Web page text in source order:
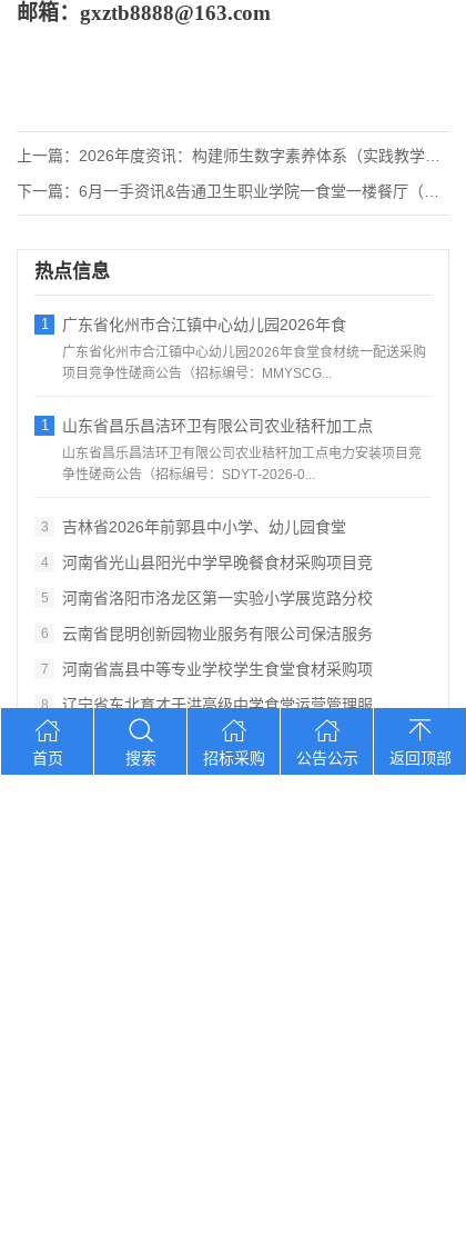
邮箱： gxztb8888@163.com
上一篇： 2026年度资讯：构建师生数字素养体系（实践教学管理平台建设
下一篇： 6月一手资讯&告通卫生职业学院一食堂一楼餐厅（含清真
热点信息
1 广东省化州市合江镇中心幼儿园2026年食
广东省化州市合江镇中心幼儿园2026年食堂食材统一配送采购
项目竞争性磋商公告（招标编号：MMYSCG...
1 山东省昌乐昌洁环卫有限公司农业秸秆加工点
山东省昌乐昌洁环卫有限公司农业秸秆加工点电力安装项目竞
争性磋商公告（招标编号：SDYT‑2026‑0...
3 吉林省2026年前郭县中小学、幼儿园食堂
4 河南省光山县阳光中学早晚餐食材采购项目竞
5 河南省洛阳市洛龙区第一实验小学展览路分校
6 云南省昆明创新园物业服务有限公司保洁服务
7 河南省嵩县中等专业学校学生食堂食材采购项
8 辽宁省东北育才于洪高级中学食堂运营管理服
9 黑龙江省齐齐哈尔市职业教育中心学校202
10 湖南省长沙师范学院食堂物资供货商采购项目
首页 搜索 招标采购 公告公示 返回顶部